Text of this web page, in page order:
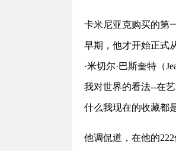
卡米尼亚克购买的第
早期，他才开始正式
·米切尔·巴斯奎特（
我对世界的看法--在
什么我现在的收藏都
他调侃道，在他的